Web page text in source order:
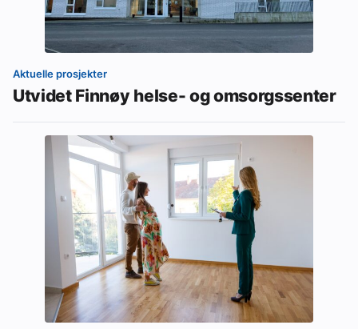
Aktuelle prosjekter
Utvidet Finnøy helse- og omsorgssenter